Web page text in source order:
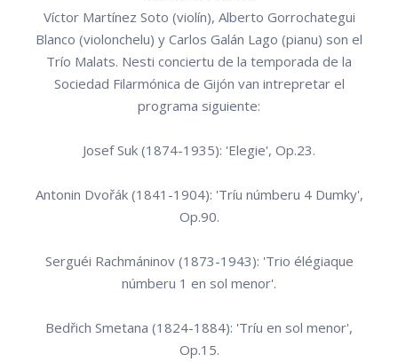
Víctor Martínez Soto (violín), Alberto Gorrochategui
Blanco (violonchelu) y Carlos Galán Lago (pianu) son el
Trío Malats. Nesti conciertu de la temporada de la
Sociedad Filarmónica de Gijón van intrepretar el
programa siguiente:
Josef Suk (1874-1935): 'Elegie', Op.23.
Antonin Dvořák (1841-1904): 'Tríu númberu 4 Dumky',
Op.90.
Serguéi Rachmáninov (1873-1943): 'Trio élégiaque
númberu 1 en sol menor'.
Bedřich Smetana (1824-1884): 'Tríu en sol menor',
Op.15.